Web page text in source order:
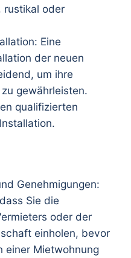
rustikal oder
Eine
der neuen
um ihre
gewährleisten.
qualifizierten
Genehmigungen:
Sie die
oder der
einholen, bevor
einer Mietwohnung